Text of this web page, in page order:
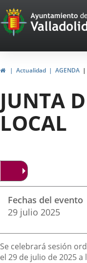
Portal
Web
del
de
Valladolid
InicioActualidad AGENDA
JUNTA
LOCAL
del
evento
Fechas del evento
29 julio 2025
Descripción
Se celebrará sesión
el 29 de julio de 2025 a